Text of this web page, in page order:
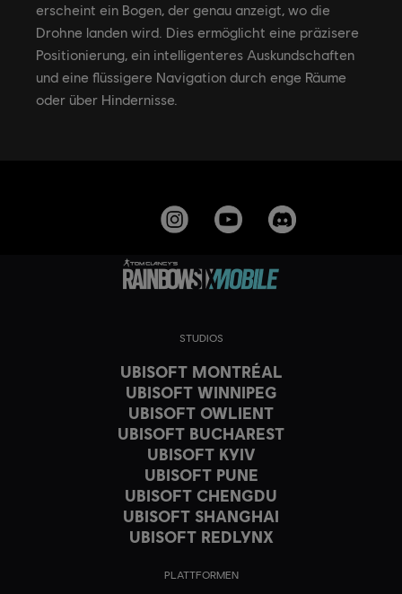
erscheint ein Bogen, der genau anzeigt, wo die
Drohne landen wird. Dies ermöglicht eine präzisere
Positionierung, ein intelligenteres Auskundschaften
und eine flüssigere Navigation durch enge Räume
oder über Hindernisse.
STUDIOS
UBISOFT MONTRÉAL
UBISOFT WINNIPEG
UBISOFT OWLIENT
UBISOFT BUCHAREST
UBISOFT KYIV
UBISOFT PUNE
UBISOFT CHENGDU
UBISOFT SHANGHAI
UBISOFT REDLYNX
PLATTFORMEN